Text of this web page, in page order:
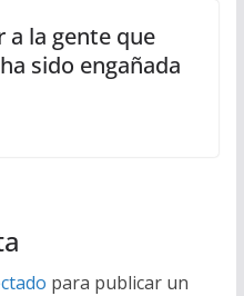
a la gente que
sido engañada
para publicar un